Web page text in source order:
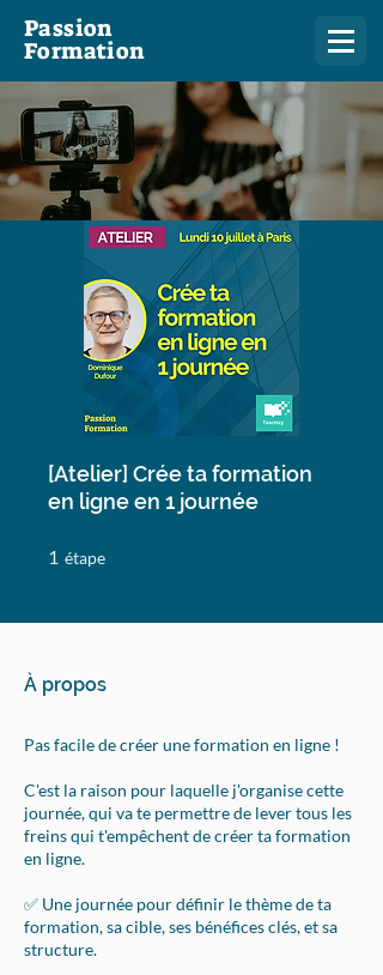
Passion
Formation
[Atelier] Crée ta formation
en ligne en 1 journée
1 étape
À propos
Pas facile de créer une formation en ligne !
C'est la raison pour laquelle j'organise cette
journée, qui va te permettre de lever tous les
freins qui t'empêchent de créer ta formation
en ligne.
✅ Une journée pour définir le thème de ta
formation, sa cible, ses bénéfices clés, et sa
structure.